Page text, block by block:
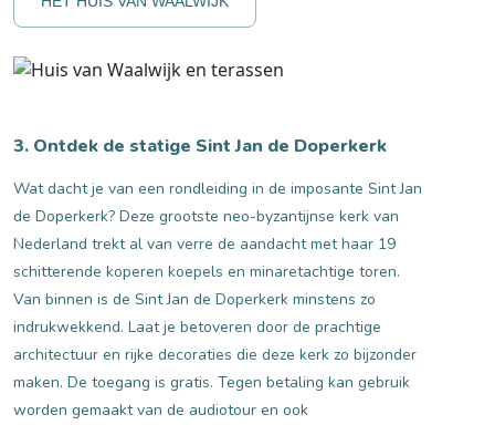
3. Ontdek de statige Sint Jan de Doperkerk
Wat dacht je van een rondleiding in de imposante Sint Jan
de Doperkerk? Deze grootste neo-byzantijnse kerk van
Nederland trekt al van verre de aandacht met haar 19
schitterende koperen koepels en minaretachtige toren.
Van binnen is de Sint Jan de Doperkerk minstens zo
indrukwekkend. Laat je betoveren door de prachtige
architectuur en rijke decoraties die deze kerk zo bijzonder
maken. De toegang is gratis. Tegen betaling kan gebruik
worden gemaakt van de audiotour en ook